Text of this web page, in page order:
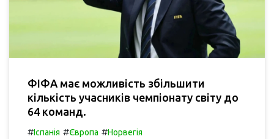
ФІФА має можливість збільшити
кількість учасників чемпіонату світу до
64 команд.
#Іспанія #Європа #Норвегія